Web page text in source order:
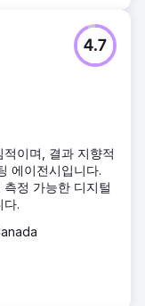
4.7
이며, 결과 지향적
에이전시입니다.
정 가능한 디지털
다.